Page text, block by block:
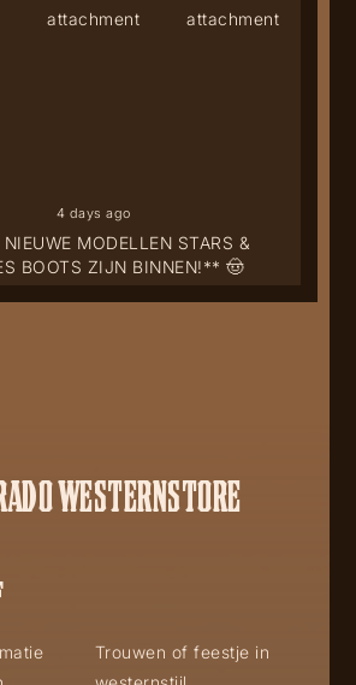
MODELLEN STARS &
BOOTS ZIJN BINNEN!** 🤠
4 days ago
WESTERNSTORE
Trouwen of feestje in